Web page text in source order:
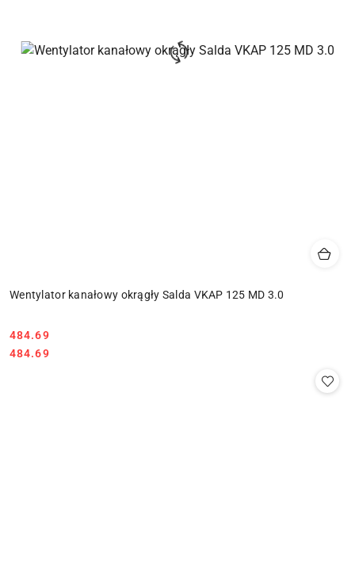
Wentylator kanałowy okrągły Salda VKAP 125 MD 3.0
Cena:
484.69
Cena:
484.69